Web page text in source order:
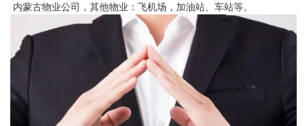
内蒙古物业公司 ，其他物业：飞机场，加油站、车站等。